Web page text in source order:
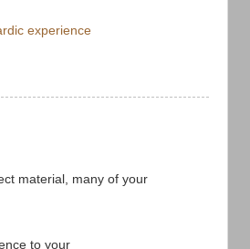
experience
material, many of your
to your